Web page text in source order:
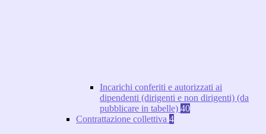
Incarichi conferiti e autorizzati ai
dipendenti (dirigenti e non dirigenti) (da
pubblicare in tabelle) 40
Contrattazione collettiva 4